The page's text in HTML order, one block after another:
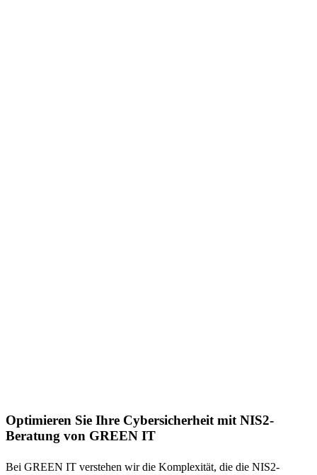
Optimieren Sie Ihre Cybersicherheit mit NIS2-
Beratung von GREEN IT
Bei GREEN IT verstehen wir die Komplexität, die die NIS2-